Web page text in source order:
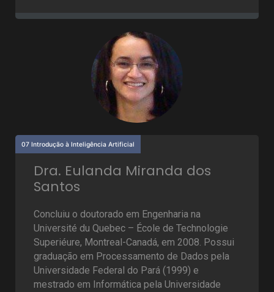
Dra. Eulanda Miranda dos
Santos
Concluiu o doutorado em Engenharia na
Université du Quebec – École de Technologie
Superiéure, Montreal-Canadá, em 2008. Possui
graduação em Processamento de Dados pela
Universidade Federal do Pará (1999) e
mestrado em Informática pela Universidade
07 Introdução à Inteligência Artificial